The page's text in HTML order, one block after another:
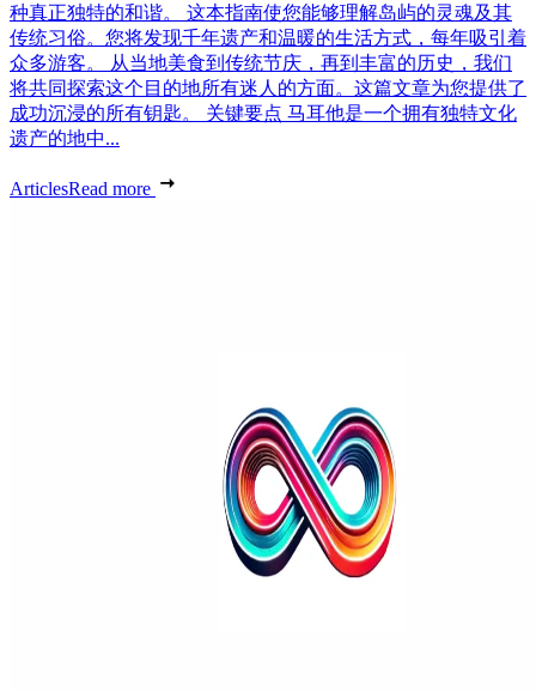
种真正独特的和谐。 这本指南使您能够理解岛屿的灵魂及其
传统习俗。您将发现千年遗产和温暖的生活方式，每年吸引着
众多游客。 从当地美食到传统节庆，再到丰富的历史，我们
将共同探索这个目的地所有迷人的方面。这篇文章为您提供了
成功沉浸的所有钥匙。 关键要点 马耳他是一个拥有独特文化
遗产的地中...
ArticlesRead more